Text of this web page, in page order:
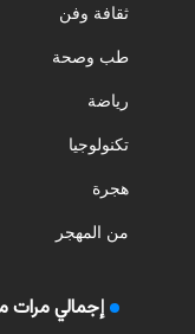
ثقافة وفن
طب وصحة
رياضة
تكنولوجيا
هجرة
من المهجر
إجمالي